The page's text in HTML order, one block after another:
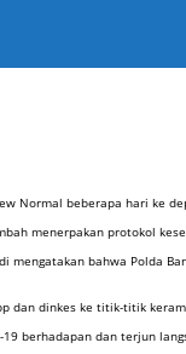
Normal beberapa hari ke
menerpakan protokol
bahwa
dinkes ke titik-titik
berhadapan dan terjun